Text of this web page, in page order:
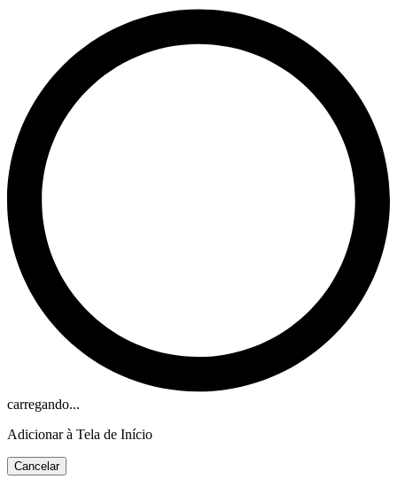
carregando...
Adicionar à Tela de Início
Cancelar